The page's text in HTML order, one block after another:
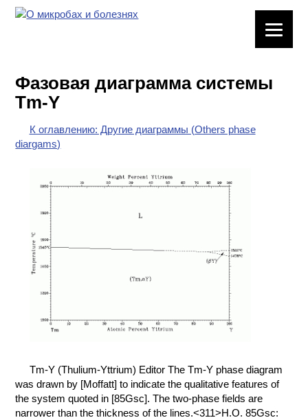
ХИМИЧЕСКАЯ
ПОСУДА
ВРЕДНЫЕ
ФАКТОРЫ
МЕТОДЫ
ПРАКТИЧЕСКОЙ
ХИМИИ
ХИМИЯ НА
ПРОИЗВОДСТВЕ
И ХИМИЧЕСКАЯ
ТЕХНОЛОГИЯ
КОНТАКТЫ
Фазовая диаграмма системы
Tm-Y
К оглавлению: Другие диаграммы (Others phase
diargams)
Tm-Y (Thulium-Yttrium) Editor The Tm-Y phase diagram
was drawn by [Moffatt] to indicate the qualitative features of
the system quoted in [85Gsc]. The two-phase fields are
narrower than the thickness of the lines.<311>H.O. 85Gsc: